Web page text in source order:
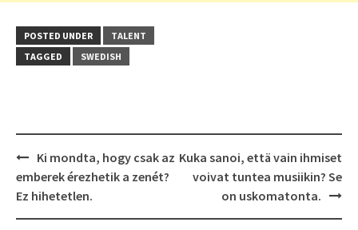
POSTED UNDER
TALENT
TAGGED
SWEDISH
Post
navigation
Ki mondta, hogy csak az
emberek érezhetik a zenét?
Ez hihetetlen.
Kuka sanoi, että vain ihmiset
voivat tuntea musiikin? Se
on uskomatonta.